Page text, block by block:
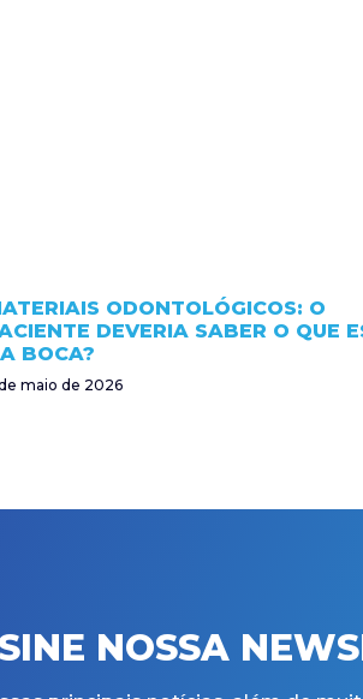
ODONTOLÓGICOS: O
DEVERIA SABER O QUE
BOCA?
maio de 2026
NOSSA